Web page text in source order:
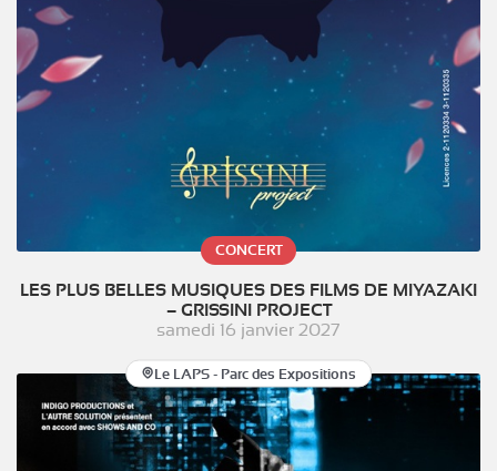
CONCERT
LES PLUS BELLES MUSIQUES DES FILMS DE MIYAZAKI
– GRISSINI PROJECT
samedi 16 janvier 2027
Le LAPS - Parc des Expositions